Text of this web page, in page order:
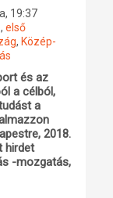
19:37
, első
, Közép-
és az
a célból,
a
2018.
hirdet
-mozgatás,